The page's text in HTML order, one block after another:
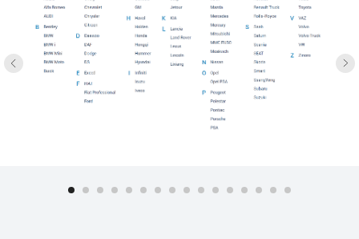
ATRAS/CONDOR ( 1992 - 1995 )
AUSTER (1985 - 1989)
AUSTER / STANZA / VIOLET (1981 - 1986)
AVENIR (1990 - 2005)
BLUEBIRD (1979 - 2001)